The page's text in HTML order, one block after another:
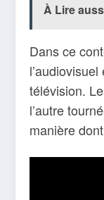
À Lire
Dans ce
télévision.
l’autre
manière